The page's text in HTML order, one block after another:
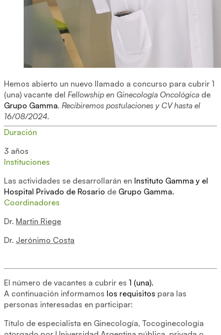
Hemos abierto un nuevo llamado a concurso para cubrir 1
(una) vacante del Fellowship en Ginecología Oncológica de
Grupo Gamma. Recibiremos postulaciones y CV hasta el
16/08/2024.
Duración
3 años
Instituciones
Las actividades se desarrollarán en Instituto Gamma y el
Hospital Privado de Rosario de Grupo Gamma.
Coordinadores
Dr. Martin Riege
Dr. Jerónimo Costa
El número de vacantes a cubrir es 1 (una).
A continuación informamos los requisitos para las
personas interesadas en participar:
Título de especialista en Ginecología, Tocoginecología